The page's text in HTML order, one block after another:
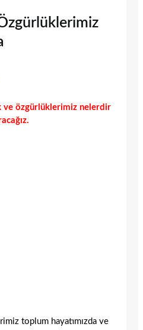
ve özgürlüklerimiz nelerdir
toplum hayatımızda ve